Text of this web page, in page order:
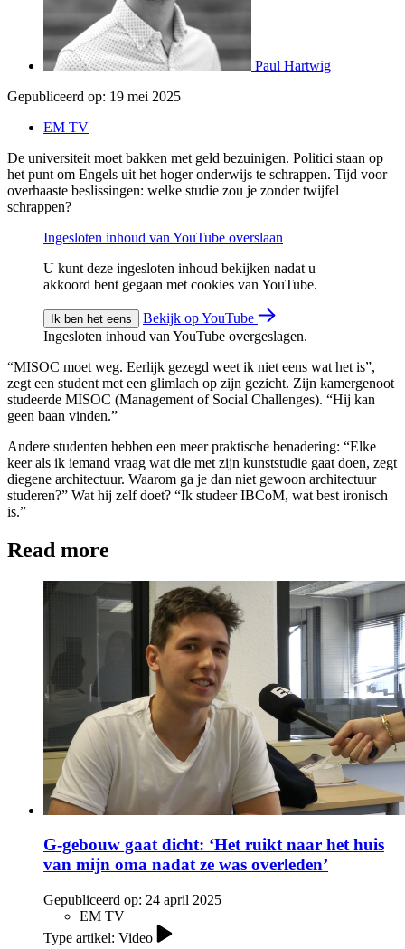
Paul Hartwig
Gepubliceerd op: 19 mei 2025
EM TV
De universiteit moet bakken met geld bezuinigen. Politici staan op
het punt om Engels uit het hoger onderwijs te schrappen. Tijd voor
overhaaste beslissingen: welke studie zou je zonder twijfel
schrappen?
Ingesloten inhoud van YouTube overslaan
U kunt deze ingesloten inhoud bekijken nadat u
akkoord bent gegaan met cookies van YouTube.
Ik ben het eens
Bekijk op YouTube
Ingesloten inhoud van YouTube overgeslagen.
“MISOC moet weg. Eerlijk gezegd weet ik niet eens wat het is”,
zegt een student met een glimlach op zijn gezicht. Zijn kamergenoot
studeerde MISOC (Management of Social Challenges). “Hij kan
geen baan vinden.”
Andere studenten hebben een meer praktische benadering: “Elke
keer als ik iemand vraag wat die met zijn kunststudie gaat doen, zegt
diegene architectuur. Waarom ga je dan niet gewoon architectuur
studeren?” Wat hij zelf doet? “Ik studeer IBCoM, wat best ironisch
is.”
Read more
G-gebouw gaat dicht: ‘Het ruikt naar het huis
van mijn oma nadat ze was overleden’
Gepubliceerd op: 24 april 2025
EM TV
Type artikel: Video